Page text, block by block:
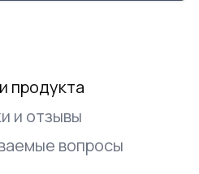
продукта
и отзывы
вопросы